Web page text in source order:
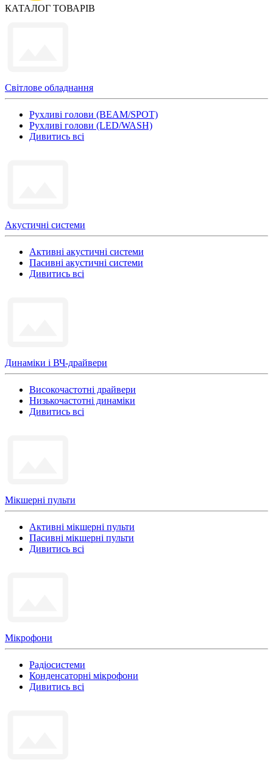
КАТАЛОГ ТОВАРІВ
Світлове обладнання
Рухливі голови (BEAM/SPOT)
Рухливі голови (LED/WASH)
Дивитись всі
Акустичні системи
Активні акустичні системи
Пасивні акустичні системи
Дивитись всі
Динаміки і ВЧ-драйвери
Високочастотні драйвери
Низькочастотні динаміки
Дивитись всі
Мікшерні пульти
Активні мікшерні пульти
Пасивні мікшерні пульти
Дивитись всі
Мікрофони
Радіосистеми
Конденсаторні мікрофони
Дивитись всі